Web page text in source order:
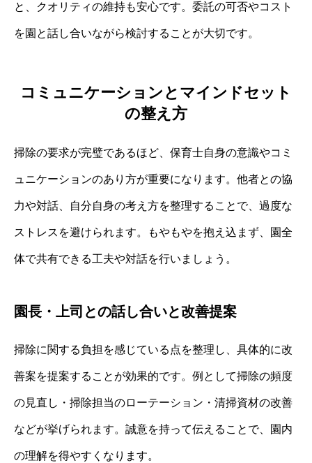
と、クオリティの維持も安心です。委託の可否やコスト
を園と話し合いながら検討することが大切です。
コミュニケーションとマインドセット
の整え方
掃除の要求が完璧であるほど、保育士自身の意識やコミ
ュニケーションのあり方が重要になります。他者との協
力や対話、自分自身の考え方を整理することで、過度な
ストレスを避けられます。もやもやを抱え込まず、園全
体で共有できる工夫や対話を行いましょう。
園長・上司との話し合いと改善提案
掃除に関する負担を感じている点を整理し、具体的に改
善案を提案することが効果的です。例として掃除の頻度
の見直し・掃除担当のローテーション・清掃資材の改善
などが挙げられます。誠意を持って伝えることで、園内
の理解を得やすくなります。